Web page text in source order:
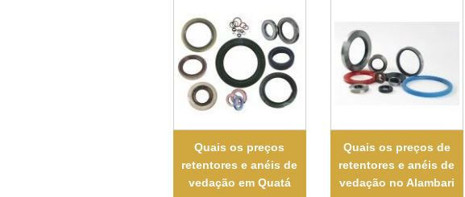
Quais os preços
retentores e anéis de
vedação em Quatá
Quais os preços de
retentores e anéis de
vedação no Alambari